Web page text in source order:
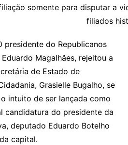
e
n
l
gl
e
Cl
a
sr
o
o
m
s
e
e
d
s
ai ar
somente para disputar a
filiados
presidente do Republicanos
Magalhães, rejeitou a
de Estado de
Grasielle Bugalho, se
intuito de ser lançada como
candidatura do presidente da
deputado Eduardo Botelho
capital.